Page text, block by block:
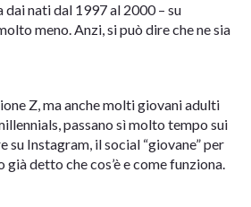
nati dal 1997 al 2000 – su
meno. Anzi, si può dire che ne sia
Z, ma anche molti giovani adulti
passano sì molto tempo sui
su Instagram, il social “giovane” per
detto che cos’è e come funziona.